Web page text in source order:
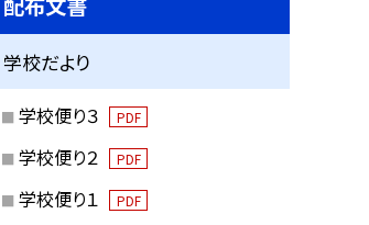
学校だより
学校便り３ PDF
学校便り２ PDF
学校便り１ PDF